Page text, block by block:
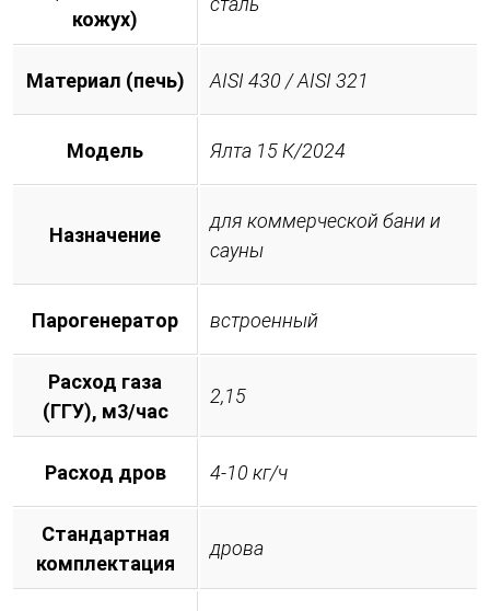
кожух)
Материал (печь) AISI 430 / AISI 321
Модель Ялта 15 К/2024
Назначение
для коммерческой бани и
сауны
Парогенератор встроенный
Расход газа
(ГГУ), м3/час
2,15
Расход дров 4-10 кг/ч
Стандартная
комплектация
дрова